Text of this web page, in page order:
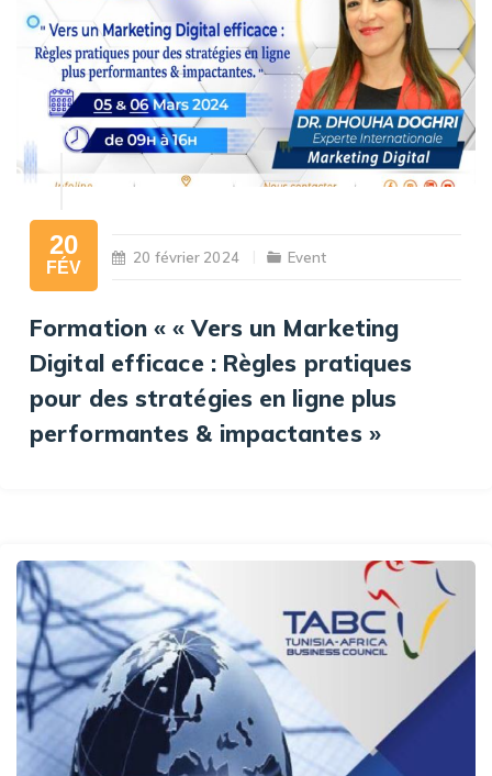
20
FÉV
20 février 2024 Event
Formation « « Vers un Marketing
Digital efficace : Règles pratiques
pour des stratégies en ligne plus
performantes & impactantes »